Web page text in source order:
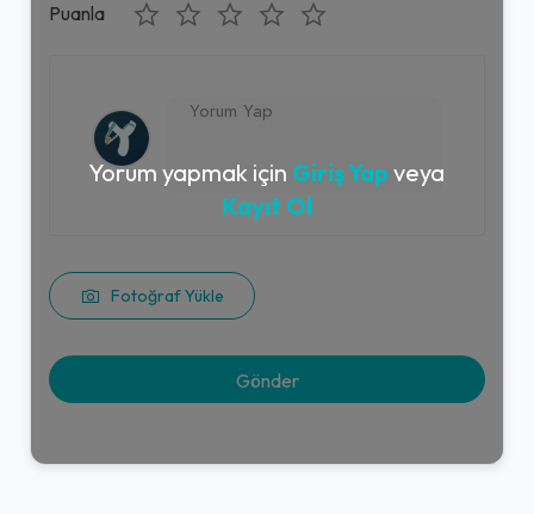
Puanla
Fotoğraf Yükle
Yorum yapmak için Giriş Yap veya
Kayıt Ol